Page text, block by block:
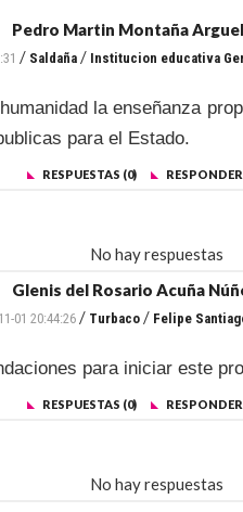
Pedro Martin Montaña
/ Saldaña / Institucion educativa
la enseñanza
para el Estado.
RESPUESTAS (0) RESPONDER
No hay respuestas
Glenis del Rosario Acuña
01 20:44:26 / Turbaco / Felipe
para iniciar este
RESPUESTAS (0) RESPONDER
No hay respuestas